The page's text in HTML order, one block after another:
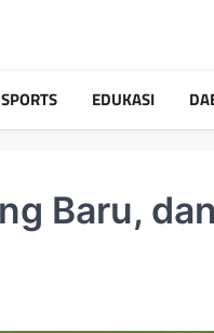
SPORTS EDUKASI
Baru,